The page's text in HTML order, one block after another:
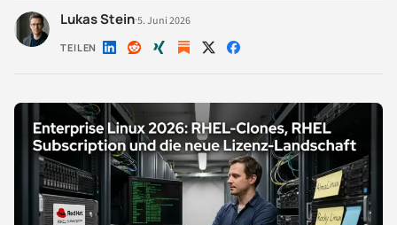
Lukas Stein·5. Juni 2026
TEILEN Auf Auf Auf Auf Auf